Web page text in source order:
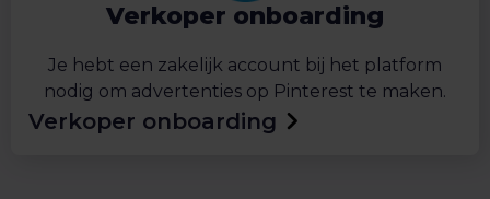
Verkoper onboarding
Je hebt een zakelijk account bij het platform
nodig om advertenties op Pinterest te maken.
Verkoper onboarding